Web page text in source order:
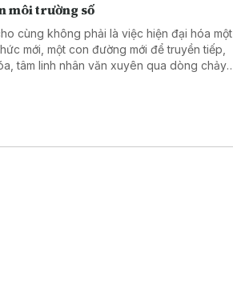
môi trường số
cùng không phải là việc hiện đại hóa một
mới, một con đường mới để truyền tiếp,
tâm linh nhân văn xuyên qua dòng chảy